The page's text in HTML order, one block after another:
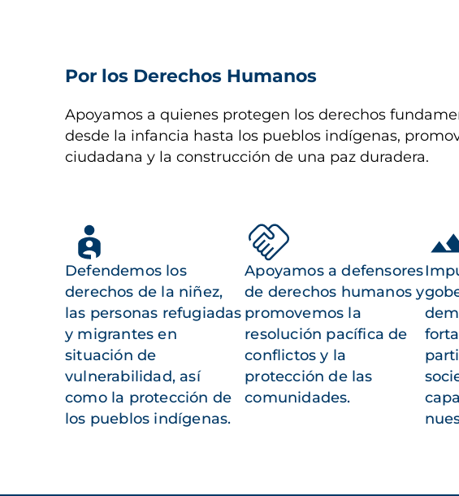
Por los Derechos Humanos
Apoyamos a quienes protegen los derechos
desde la infancia hasta los pueblos indígenas,
ciudadana y la construcción de una paz duradera.
Defendemos los
derechos de la niñez,
las personas refugiadas
y migrantes en
situación de
vulnerabilidad, así
como la protección de
los pueblos indígenas.
Apoyamos a defensores
de derechos humanos y
promovemos la
resolución pacífica de
conflictos y la
protección de las
comunidades.